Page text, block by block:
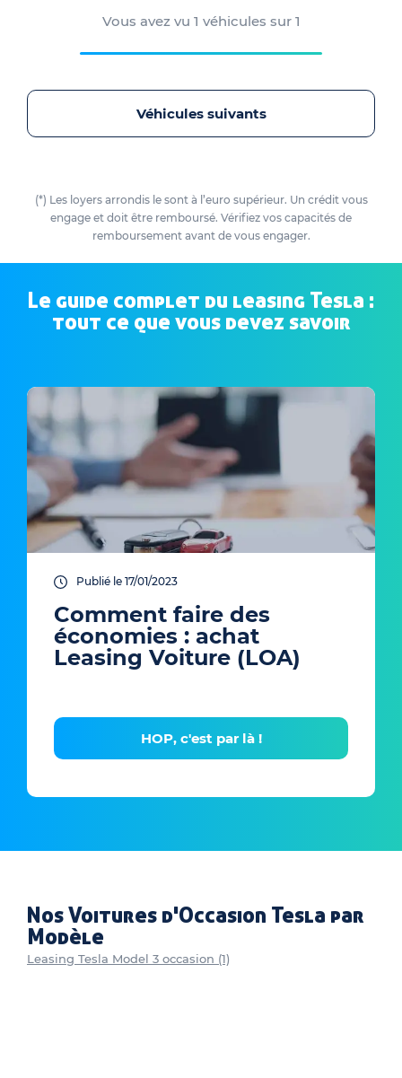
Vous avez vu 1 véhicules sur 1
Véhicules suivants
(*) Les loyers arrondis le sont à l’euro supérieur. Un crédit vous
engage et doit être remboursé. Vérifiez vos capacités de
remboursement avant de vous engager.
Le guide complet du leasing Tesla :
tout ce que vous devez savoir
Publié le 17/01/2023
Comment faire des
économies : achat
Leasing Voiture (LOA)
HOP, c'est par là !
Nos Voitures d'Occasion Tesla par
Modèle
Leasing Tesla Model 3 occasion (1)